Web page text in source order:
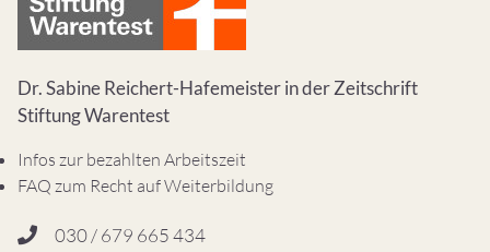
Dr. Sabine Reichert-Hafemeister in der Zeitschrift
Stiftung Warentest
Infos zur bezahlten Arbeitszeit
FAQ zum Recht auf Weiterbildung
030 / 679 665 434